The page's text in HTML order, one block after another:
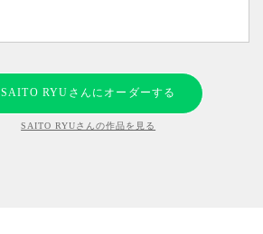
SAITO RYUさんにオーダーする
SAITO RYUさんの作品を見る